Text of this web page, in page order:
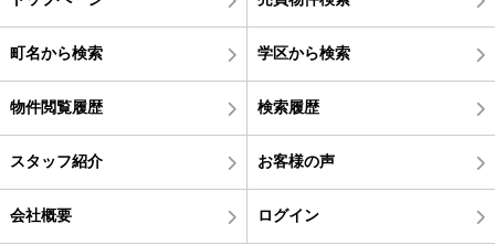
町名から検索 学区から検索
物件閲覧履歴 検索履歴
スタッフ紹介 お客様の声
会社概要 ログイン